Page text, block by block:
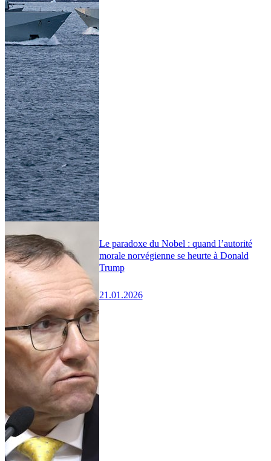
Le paradoxe du Nobel : quand l’autorité
morale norvégienne se heurte à Donald
Trump
21.01.2026